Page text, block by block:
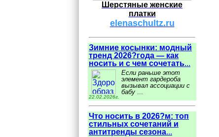
Шерстяные женские
платки
elenaschultz.ru
Зимние косынки: модный
тренд 2026?года — как
носить и с чем сочетать...
22.02.2026г.
Если раньше этот
элемент гардероба
вызывал ассоциации с
бабу ...
Что носить в 2026?м: топ
стильных сочетаний и
антитренды сезона...